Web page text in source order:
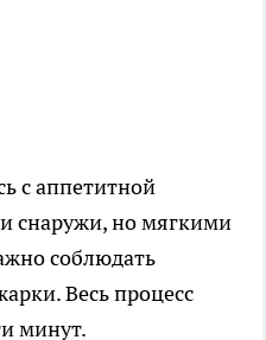
с аппетитной
снаружи, но мягкими
соблюдать
Весь процесс
минут.